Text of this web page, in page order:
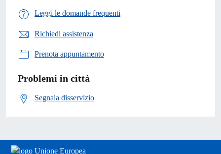
Leggi le domande frequenti
Richiedi assistenza
Prenota appuntamento
Problemi in città
Segnala disservizio